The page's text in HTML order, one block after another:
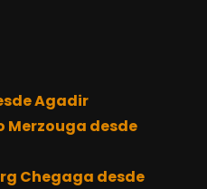
Agadir
Merzouga desde
Chegaga desde